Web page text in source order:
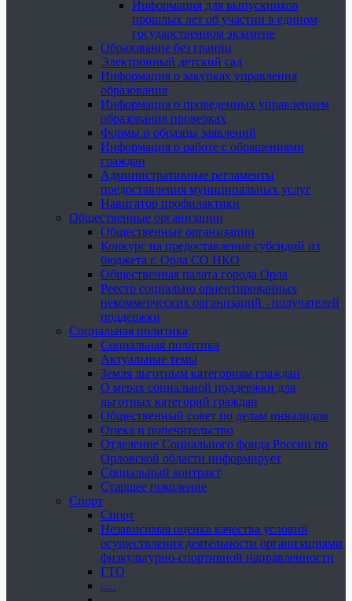
Информация для выпускников
прошлых лет об участии в едином
государственном экзамене
Образование без границ
Электронный детский сад
Информация о закупках управления
образования
Информация о проведенных управлением
образования проверках
Формы и образцы заявлений
Информация о работе с обращениями
граждан
Административные регламенты
предоставления муниципальных услуг
Навигатор профилактики
Общественные организации
Общественные организации
Конкурс на предоставление субсидий из
бюджета г. Орла СО НКО
Общественная палата города Орла
Реестр социально ориентированных
некоммерческих организаций - получателей
поддержки
Социальная политика
Социальная политика
Актуальные темы
Земля льготным категориям граждан
О мерах социальной поддержки для
льготных категорий граждан
Общественный совет по делам инвалидов
Опека и попечительство
Отделение Социального фонда России по
Орловской области информирует
Социальный контракт
Старшее поколение
Спорт
Спорт
Независимая оценка качества условий
осуществления деятельности организациями
физкультурно-спортивной направленности
ГТО
.....